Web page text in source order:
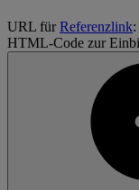
URL fürReferenzlink:
HTML-Code zur